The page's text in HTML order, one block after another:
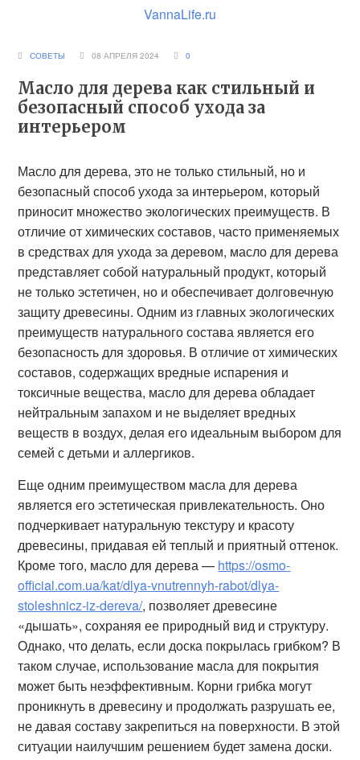
VannaLife.ru
СОВЕТЫ 08 АПРЕЛЯ 2024 0
Масло для дерева как стильный и
безопасный способ ухода за
интерьером
Масло для дерева, это не только стильный, но и
безопасный способ ухода за интерьером, который
приносит множество экологических преимуществ. В
отличие от химических составов, часто применяемых
в средствах для ухода за деревом, масло для дерева
представляет собой натуральный продукт, который
не только эстетичен, но и обеспечивает долговечную
защиту древесины. Одним из главных экологических
преимуществ натурального состава является его
безопасность для здоровья. В отличие от химических
составов, содержащих вредные испарения и
токсичные вещества, масло для дерева обладает
нейтральным запахом и не выделяет вредных
веществ в воздух, делая его идеальным выбором для
семей с детьми и аллергиков.
Еще одним преимуществом масла для дерева
является его эстетическая привлекательность. Оно
подчеркивает натуральную текстуру и красоту
древесины, придавая ей теплый и приятный оттенок.
Кроме того, масло для дерева — https://osmo-
official.com.ua/kat/dlya-vnutrennyh-rabot/dlya-
stoleshnicz-iz-dereva/, позволяет древесине
«дышать», сохраняя ее природный вид и структуру.
Однако, что делать, если доска покрылась грибком? В
таком случае, использование масла для покрытия
может быть неэффективным. Корни грибка могут
проникнуть в древесину и продолжать разрушать ее,
не давая составу закрепиться на поверхности. В этой
ситуации наилучшим решением будет замена доски.